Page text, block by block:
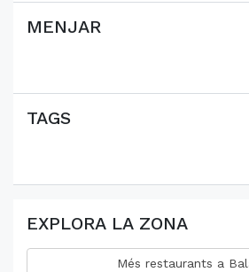
MENJAR
TAGS
EXPLORA LA ZONA
Més restaurants a